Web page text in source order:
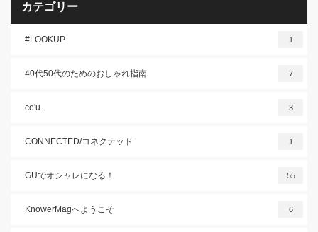
カテゴリー
#LOOKUP 1
40代50代のためのおしゃれ指南 7
ce'u. 3
CONNECTED/コネクテッド 1
GUでオシャレになる！ 55
KnowerMagへようこそ 6